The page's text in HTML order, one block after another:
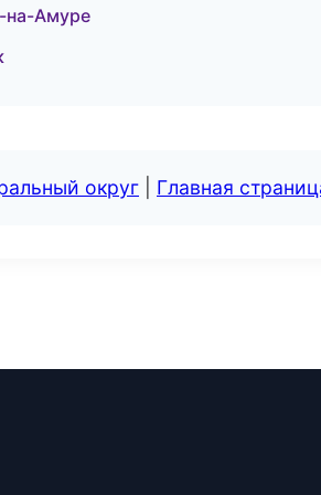
на-Амуре
округ Главная